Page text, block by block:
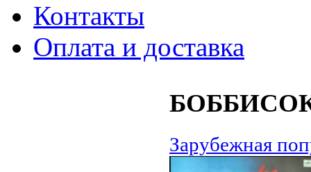
Контакты
Оплата и доставка
Зарубежная